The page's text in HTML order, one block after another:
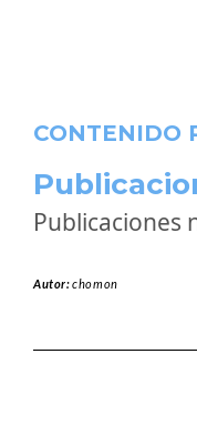
CONTENIDO
Publicaciones
Autor:chomon